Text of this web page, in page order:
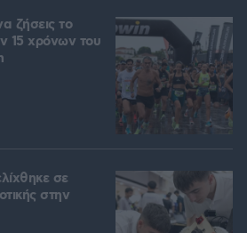
ζήσεις το
15 χρόνων του
σε
στην